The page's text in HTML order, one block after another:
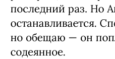
последний раз. Но
останавливается.
но обещаю — он
содеянное.